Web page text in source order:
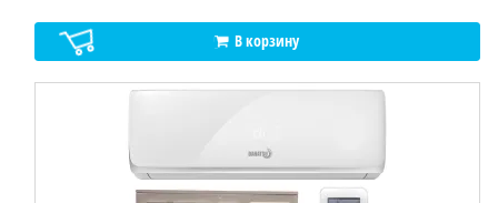
В корзину